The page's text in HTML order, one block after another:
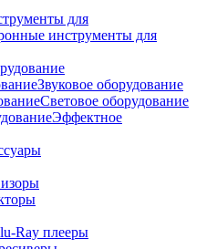
для
инструменты для
Звуковое оборудование
Световое оборудование
Эффектное
Ray плееры